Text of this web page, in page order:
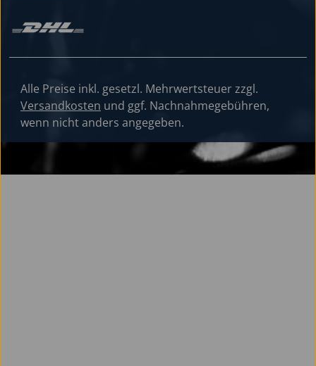
Alle Preise inkl. gesetzl. Mehrwertsteuer zzgl.
Versandkosten und ggf. Nachnahmegebühren,
wenn nicht anders angegeben.